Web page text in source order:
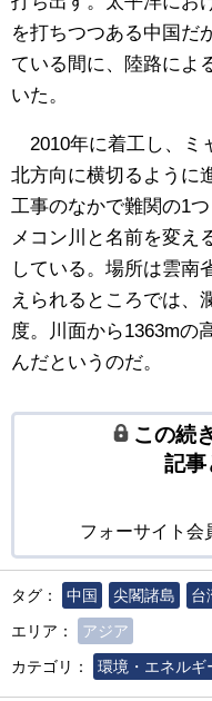
を打ちつつある中国だ
ている間に、陸路によ
いた。
2010年に着工し、ミ
北方向に横切るように
工事のなかで難関の1
メコン川と名前を変え
している。場所は雲南
えられるところでは、
度。川面から1363mの
んだというのだ。
この続
記事
フォーサイト会
タグ： 中国 尖閣諸島 台
エリア：
アジア
カテゴリ：
環境・エネルギ